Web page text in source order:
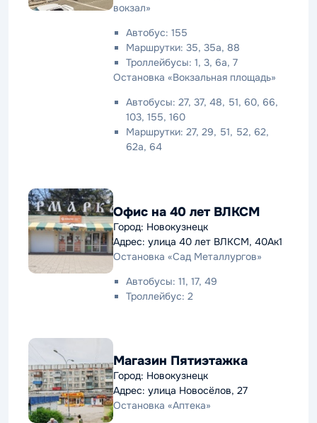
вокзал»
Автобус: 155
Маршрутки: 35, 35а, 88
Троллейбусы: 1, 3, 6а, 7
Остановка «Вокзальная площадь»
Автобусы: 27, 37, 48, 51, 60, 66,
103, 155, 160
Маршрутки: 27, 29, 51, 52, 62,
62а, 64
Офис на 40 лет ВЛКСМ
Город: Новокузнецк
Адрес: улица 40 лет ВЛКСМ, 40Ак1
Остановка «Сад Металлургов»
Автобусы: 11, 17, 49
Троллейбус: 2
Магазин Пятиэтажка
Город: Новокузнецк
Адрес: улица Новосёлов, 27
Остановка «Аптека»